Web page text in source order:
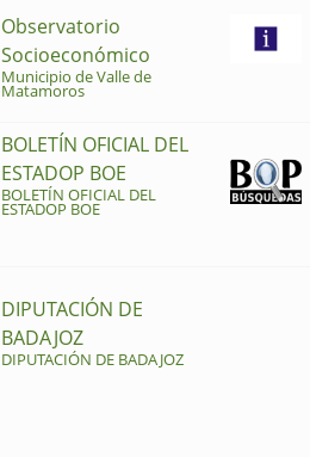
Observatorio
Socioeconómico
Municipio de Valle de
Matamoros
BOLETÍN OFICIAL DEL
ESTADOP BOE
BOLETÍN OFICIAL DEL
ESTADOP BOE
DIPUTACIÓN DE
BADAJOZ
DIPUTACIÓN DE BADAJOZ